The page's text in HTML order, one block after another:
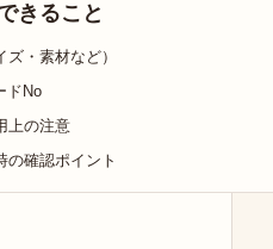
きること
・素材など）
ドNo
上の注意
の確認ポイント